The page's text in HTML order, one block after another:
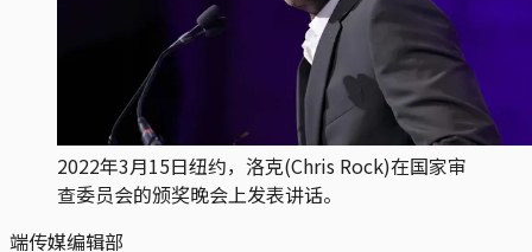
2022年3月15日纽约，洛克(Chris Rock)在国家审
查委员会的颁奖晚会上发表讲话。
端传媒编辑部